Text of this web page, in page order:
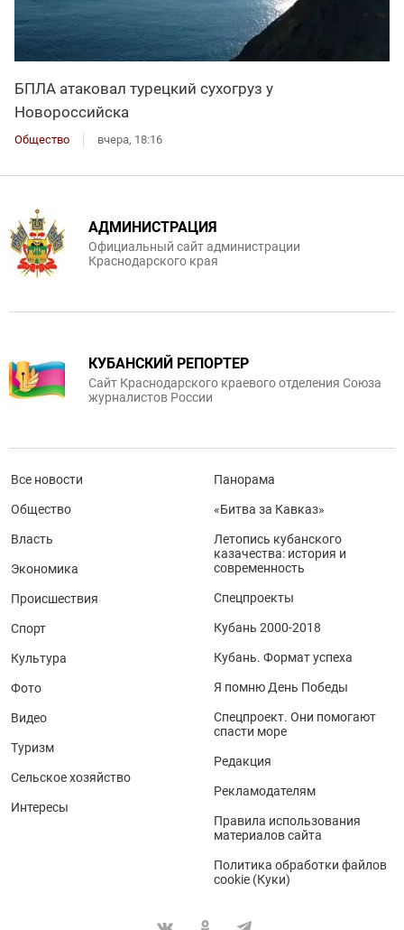
БПЛА атаковал турецкий сухогруз у
Новороссийска
Общество вчера, 18:16
АДМИНИСТРАЦИЯ
Официальный сайт администрации
Краснодарского края
КУБАНСКИЙ РЕПОРТЕР
Сайт Краснодарского краевого отделения Союза
журналистов России
Все новости
Общество
Власть
Экономика
Происшествия
Спорт
Культура
Фото
Видео
Туризм
Сельское хозяйство
Интересы
Панорама
«Битва за Кавказ»
Летопись кубанского
казачества: история и
современность
Спецпроекты
Кубань 2000-2018
Кубань. Формат успеха
Я помню День Победы
Спецпроект. Они помогают
спасти море
Редакция
Рекламодателям
Правила использования
материалов сайта
Политика обработки файлов
cookie (Куки)